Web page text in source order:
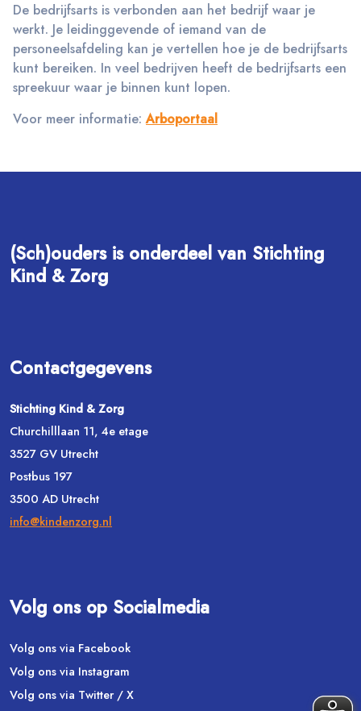
De bedrijfsarts is verbonden aan het bedrijf waar je
werkt. Je leidinggevende of iemand van de
personeelsafdeling kan je vertellen hoe je de bedrijfsarts
kunt bereiken. In veel bedrijven heeft de bedrijfsarts een
spreekuur waar je binnen kunt lopen.
Voor meer informatie:Arboportaal
(Sch)ouders is onderdeel van Stichting
Kind & Zorg
Contactgegevens
Stichting Kind & Zorg
Churchilllaan 11, 4e etage
3527 GV Utrecht
Postbus 197
3500 AD Utrecht
info@kindenzorg.nl
Volg ons op Socialmedia
Volg ons via Facebook
Volg ons via Instagram
Volg ons via Twitter / X